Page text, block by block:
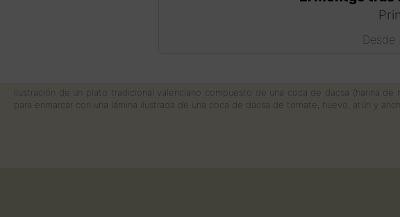
Desde
Ilustración de un plato tradicional valenciano compuesto de una coca de dacsa (harina
para enmarcar con una lámina ilustrada de una coca de dacsa de tomate, huevo, atún y